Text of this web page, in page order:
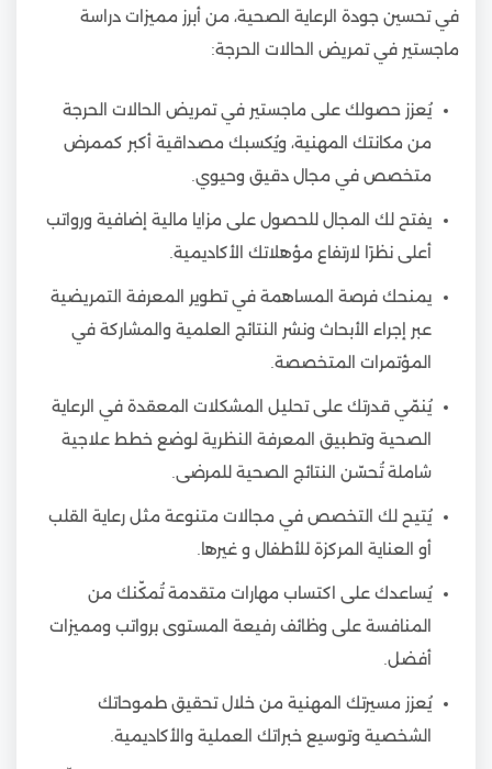
في تحسين جودة الرعاية الصحية، من أبرز مميزات دراسة
ماجستير في تمريض الحالات الحرجة:
يُعزز حصولك على ماجستير في تمريض الحالات الحرجة
من مكانتك المهنية، ويُكسبك مصداقية أكبر كممرض
متخصص في مجال دقيق وحيوي.
يفتح لك المجال للحصول على مزايا مالية إضافية ورواتب
أعلى نظرًا لارتفاع مؤهلاتك الأكاديمية.
يمنحك فرصة المساهمة في تطوير المعرفة التمريضية
عبر إجراء الأبحاث ونشر النتائج العلمية والمشاركة في
المؤتمرات المتخصصة.
يُنمّي قدرتك على تحليل المشكلات المعقدة في الرعاية
الصحية وتطبيق المعرفة النظرية لوضع خطط علاجية
شاملة تُحسّن النتائج الصحية للمرضى.
يُتيح لك التخصص في مجالات متنوعة مثل رعاية القلب
أو العناية المركزة للأطفال و غيرها.
يُساعدك على اكتساب مهارات متقدمة تُمكّنك من
المنافسة على وظائف رفيعة المستوى برواتب ومميزات
أفضل.
يُعزز مسيرتك المهنية من خلال تحقيق طموحاتك
الشخصية وتوسيع خبراتك العملية والأكاديمية.